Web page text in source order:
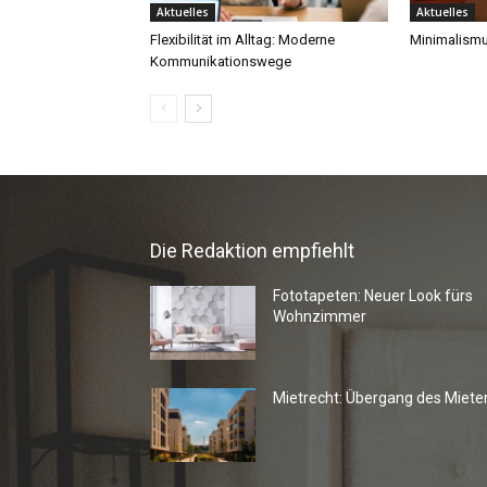
Die Redaktion empfiehlt
Fototapeten: Neuer Look fürs
Wohnzimmer
Mietrecht: Übergang des